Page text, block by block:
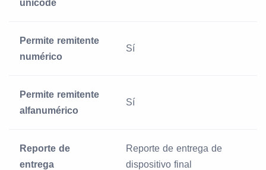
unicode
Permite remitente
numérico
Sí
Permite remitente
alfanumérico
Sí
Reporte de
entrega
Reporte de entrega de
dispositivo final